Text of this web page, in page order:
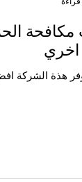
اخري
هذة الشركة